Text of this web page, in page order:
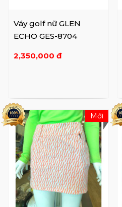
Váy golf nữ GLEN
ECHO GES-8704
2,350,000 đ
Mới